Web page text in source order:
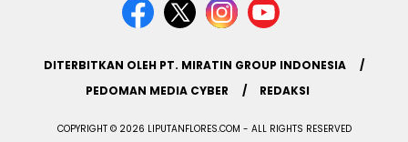
DITERBITKAN OLEH PT. MIRATIN GROUP INDONESIA
PEDOMAN MEDIA CYBER
REDAKSI
COPYRIGHT © 2026 LIPUTANFLORES.COM - ALL RIGHTS RESERVED